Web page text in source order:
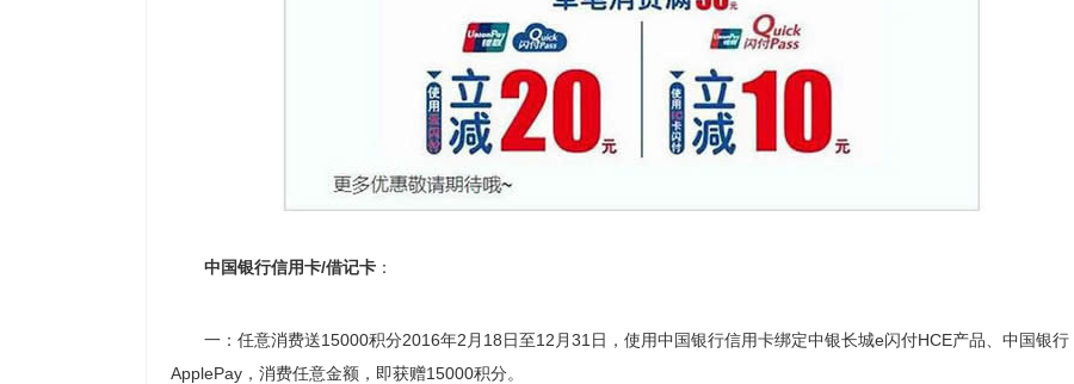
中国银行信用卡/借记卡 ：
一：任意消费送15000积分2016年2月18日至12月31日，使用中国银行信用卡绑定中银长城e闪付HCE产品、中国银行
ApplePay，消费任意金额，即获赠15000积分。